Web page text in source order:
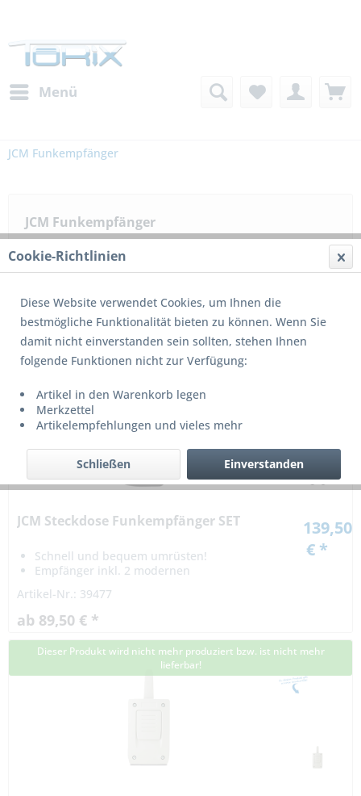
Menü
JCM Funkempfänger
JCM Funkempfänger
Dieser Produkt wird nicht mehr produziert bzw. ist nicht mehr
JCM Steckdose Funkempfänger SET
Schnell und bequem umrüsten!
Empfänger inkl. 2 modernen
Artikel-Nr.: 39477
ab 89,50 € *
139,50
€ *
Dieser Produkt wird nicht mehr produziert bzw. ist nicht mehr
lieferbar!
Cookie-Richtlinien
Diese Website verwendet Cookies, um Ihnen die
bestmögliche Funktionalität bieten zu können. Wenn Sie
damit nicht einverstanden sein sollten, stehen Ihnen
folgende Funktionen nicht zur Verfügung:
Artikel in den Warenkorb legen
Merkzettel
Artikelempfehlungen und vieles mehr
Einverstanden
Schließen